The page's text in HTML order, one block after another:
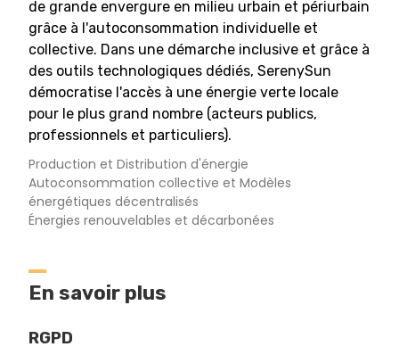
de grande envergure en milieu urbain et périurbain
grâce à l'autoconsommation individuelle et
collective. Dans une démarche inclusive et grâce à
des outils technologiques dédiés, SerenySun
démocratise l'accès à une énergie verte locale
pour le plus grand nombre (acteurs publics,
professionnels et particuliers).
Production et Distribution d'énergie
Autoconsommation collective et Modèles
énergétiques décentralisés
Énergies renouvelables et décarbonées
En savoir plus
RGPD